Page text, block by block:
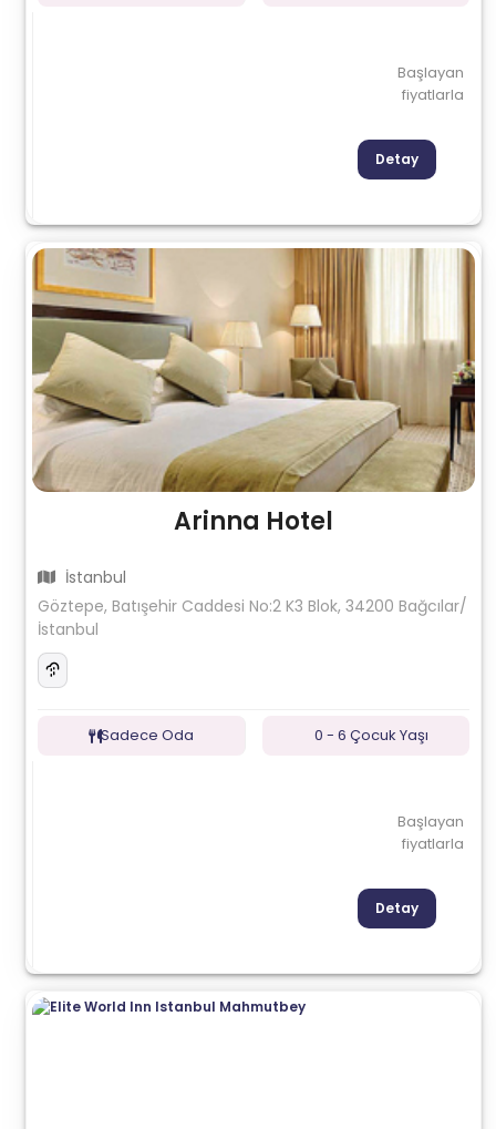
Başlayan
fiyatlarla
Detay
Arinna Hotel
İstanbul
Göztepe, Batışehir Caddesi No:2 K3 Blok, 34200 Bağcılar/
İstanbul
Sadece Oda 0 - 6 Çocuk Yaşı
Başlayan
fiyatlarla
Detay